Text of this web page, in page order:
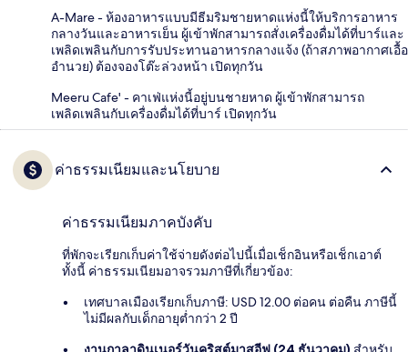
A-Mare - ห้องอาหารแบบมีธีมริมชายหาดแห่งนี้ให้บริการอาหาร
กลางวันและอาหารเย็น ผู้เข้าพักสามารถสั่งเครื่องดื่มได้ที่บาร์และ
เพลิดเพลินกับการรับประทานอาหารกลางแจ้ง (ถ้าสภาพอากาศเอื้อ
อำนวย) ต้องจองโต๊ะล่วงหน้า เปิดทุกวัน
Meeru Cafe' - คาเฟ่แห่งนี้อยู่บนชายหาด ผู้เข้าพักสามารถ
เพลิดเพลินกับเครื่องดื่มได้ที่บาร์ เปิดทุกวัน
ค่าธรรมเนียมและนโยบาย
ค่าธรรมเนียมภาคบังคับ
ที่พักจะเรียกเก็บค่าใช้จ่ายดังต่อไปนี้เมื่อเช็กอินหรือเช็กเอาต์
ทั้งนี้ ค่าธรรมเนียมอาจรวมภาษีที่เกี่ยวข้อง:
เทศบาลเมืองเรียกเก็บภาษี: USD 12.00 ต่อคน ต่อคืน ภาษีนี้
ไม่มีผลกับเด็กอายุต่ำกว่า 2 ปี